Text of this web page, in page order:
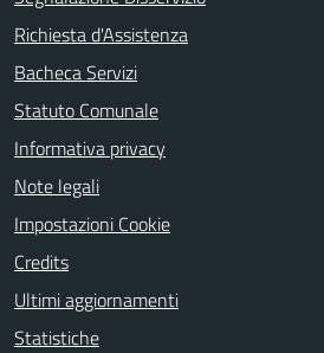
Richiesta d'Assistenza
Bacheca Servizi
Statuto Comunale
Informativa privacy
Note legali
Impostazioni Cookie
Credits
Ultimi aggiornamenti
Statistiche